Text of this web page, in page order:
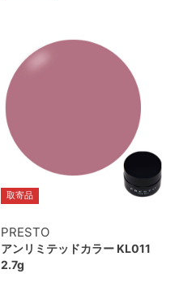
取寄品
PRESTO
アンリミテッドカラー KL011
2.7g